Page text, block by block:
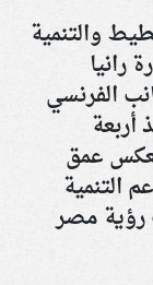
والتنمية
رانيا
الفرنسي
أربعة
عمق
التنمية
رؤية مصر